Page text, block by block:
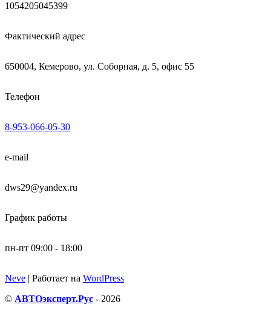
1054205045399
Фактический адрес
650004, Кемерово, ул. Соборная, д. 5, офис 55
Телефон
8-953-066-05-30
e-mail
dws29@yandex.ru
График работы
пн-пт 09:00 - 18:00
Neve | Работает на WordPress
© АВТОэксперт.Рус - 2026